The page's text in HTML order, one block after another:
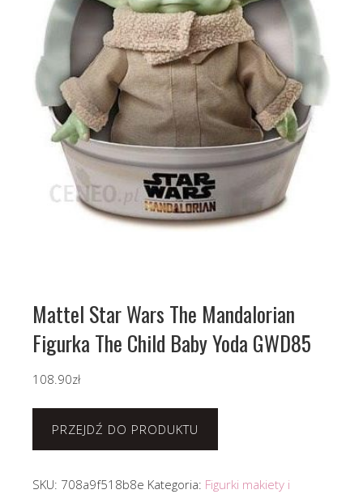
Mattel Star Wars The Mandalorian
Figurka The Child Baby Yoda GWD85
108.90zł
PRZEJDŹ DO PRODUKTU
SKU: 708a9f518b8e Kategoria: Figurki makiety i